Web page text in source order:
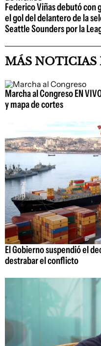
Federico Viñas debutó con
el gol del delantero de la
Seattle Sounders por la
MÁS NOTICIAS
Marcha al Congreso EN
y mapa de cortes
El Gobierno suspendió el
destrabar el conflicto